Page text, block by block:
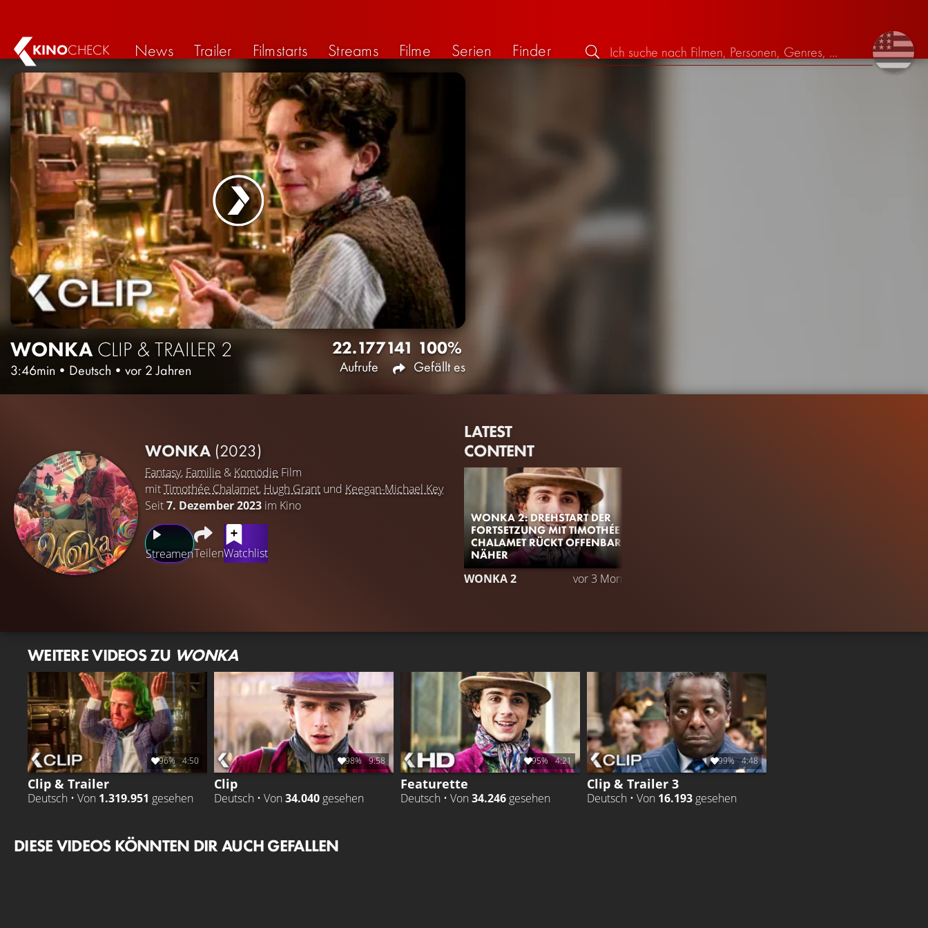
KINOCHECK News Trailer Filmstarts Streams Filme Serien Finder
WONKA CLIP & TRAILER 2
3:46min • Deutsch • vor 2 Jahren
22.177
Aufrufe
141 100%
Gefällt es
WONKA (2023)
Fantasy, Familie & Komödie Film
mitTimothée Chalamet, Hugh Grant und Keegan-Michael Key
Seit7. Dezember 2023 im Kino
StreamenTeilenWatchlist
LATEST
CONTENT
WONKA 2: DREHSTART DER
FORTSETZUNG MIT TIMOTHÉE
CHALAMET RÜCKT OFFENBAR
NÄHER
WONKA 2 vor 3 Monaten
WEITERE VIDEOS ZU WONKA
96% 4:50
Clip & Trailer
Deutsch • Von 1.319.951 gesehen
98% 9:58
Clip
Deutsch • Von 34.040 gesehen
95% 4:21
Featurette
Deutsch • Von 34.246 gesehen
99% 4:48
Clip & Trailer 3
Deutsch • Von 16.193 gesehen
DIESE VIDEOS KÖNNTEN DIR AUCH GEFALLEN